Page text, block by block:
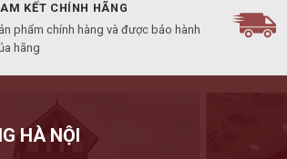
KẾT CHÍNH HÃNG
phẩm chính hàng và được bảo hành
hãng
HÀ NỘI